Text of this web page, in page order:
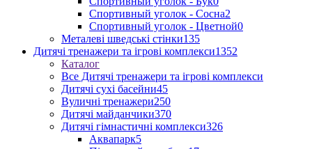
Спортивный уголок - Сосна2
Спортивный уголок - Цветной0
Металеві шведські стінки135
Дитячі тренажери та ігрові комплекси1352
Каталог
Все Дитячі тренажери та ігрові комплекси
Дитячі сухі басейни45
Вуличні тренажери250
Дитячі майданчики370
Дитячі гімнастичні комплекси326
Аквапарк5